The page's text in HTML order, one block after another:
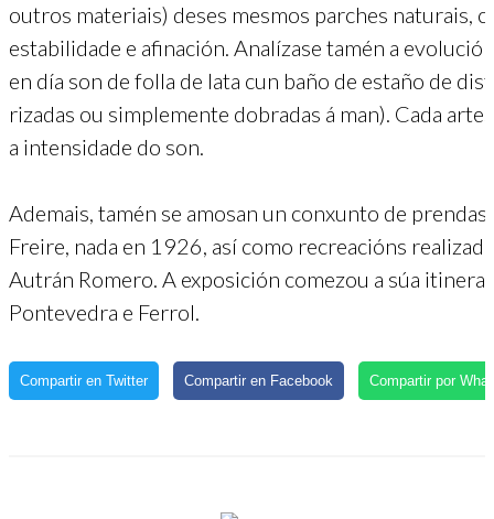
outros materiais) deses mesmos parches naturais,
estabilidade e afinación. Analízase tamén a
en día son de folla de lata cun baño de estaño de
rizadas ou simplemente dobradas á man). Cada
a intensidade do son.
Ademais, tamén se amosan un conxunto de
Freire, nada en 1926, así como recreacións
Autrán Romero. A exposición comezou a súa
Pontevedra e Ferrol.
Compartir en Twitter Compartir en Facebook Compartir por